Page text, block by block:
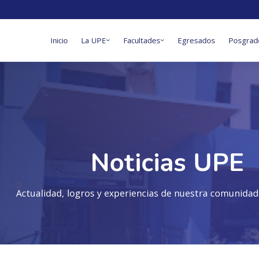
Inicio La UPE Facultades Egresados
Noticias UPE
Actualidad, logros y experiencias de nuestra